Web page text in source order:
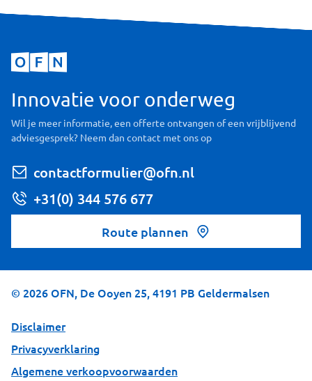
Innovatie voor onderweg
Wil je meer informatie, een offerte ontvangen of een vrijblijvend
adviesgesprek? Neem dan contact met ons op
contactformulier@ofn.nl
+31(0) 344 576 677
Route plannen
© 2026OFN, De Ooyen 25, 4191 PB Geldermalsen
Disclaimer
Privacyverklaring
Algemene verkoopvoorwaarden